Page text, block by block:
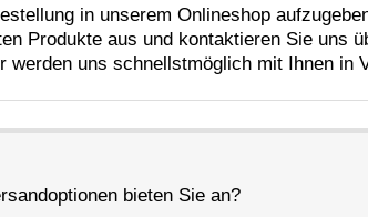
in unserem Onlineshop
Produkte aus und kontaktieren Sie uns
werden uns schnellstmöglich mit Ihnen in
bieten Sie an?